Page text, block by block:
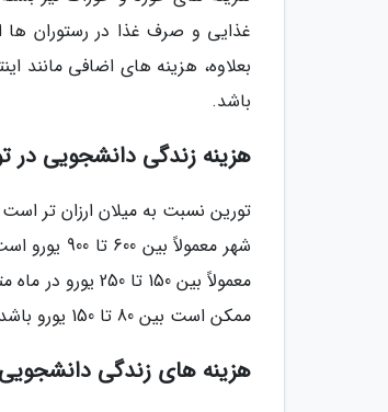
باشد.
هزینه زندگی دانشجویی در
تورین نسبت به میلان ارزان تر
ممکن است بین 80 تا 150 یورو باشد.
هزینه های زندگی